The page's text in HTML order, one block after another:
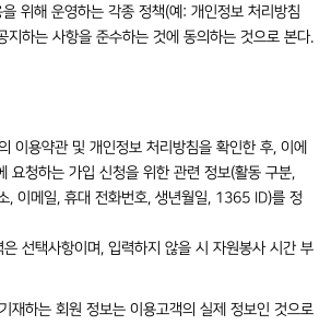
위해 운영하는 각종 정책(예: 개인정보 처리방침
지하는 사항을 준수하는 것에 동의하는 것으로 본다.
이용약관 및 개인정보 처리방침을 확인한 후, 이에
요청하는 가입 신청을 위한 관련 정보(활동 구분,
, 이메일, 휴대 전화번호, 생년월일, 1365 ID)를 정
선택사항이며, 입력하지 않을 시 자원봉사 시간 부
재하는 회원 정보는 이용고객의 실제 정보인 것으로